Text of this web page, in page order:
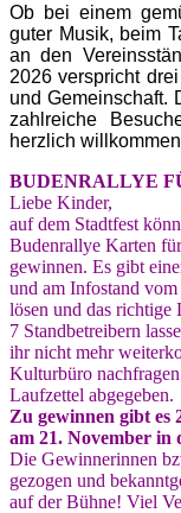
Ob bei einem
guter Musik, beim
an den
2026 verspricht
und Gemeinschaft.
zahlreiche
herzlich
BUDENRALLYE
Liebe Kinder,
auf dem Stadtfest
Budenrallye Karten
gewinnen. Es gibt
und am Infostand
lösen und das
7 Standbetreibern
ihr nicht mehr
Kulturbüro
Laufzettel abgegeben.
Zu gewinnen gibt es
am 21. November in
Die Gewinnerinnen
gezogen und
auf der Bühne! Viel